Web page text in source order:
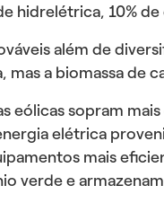
10%
além de
a biomassa de
eólicas sopram
elétrica
mais
verde e